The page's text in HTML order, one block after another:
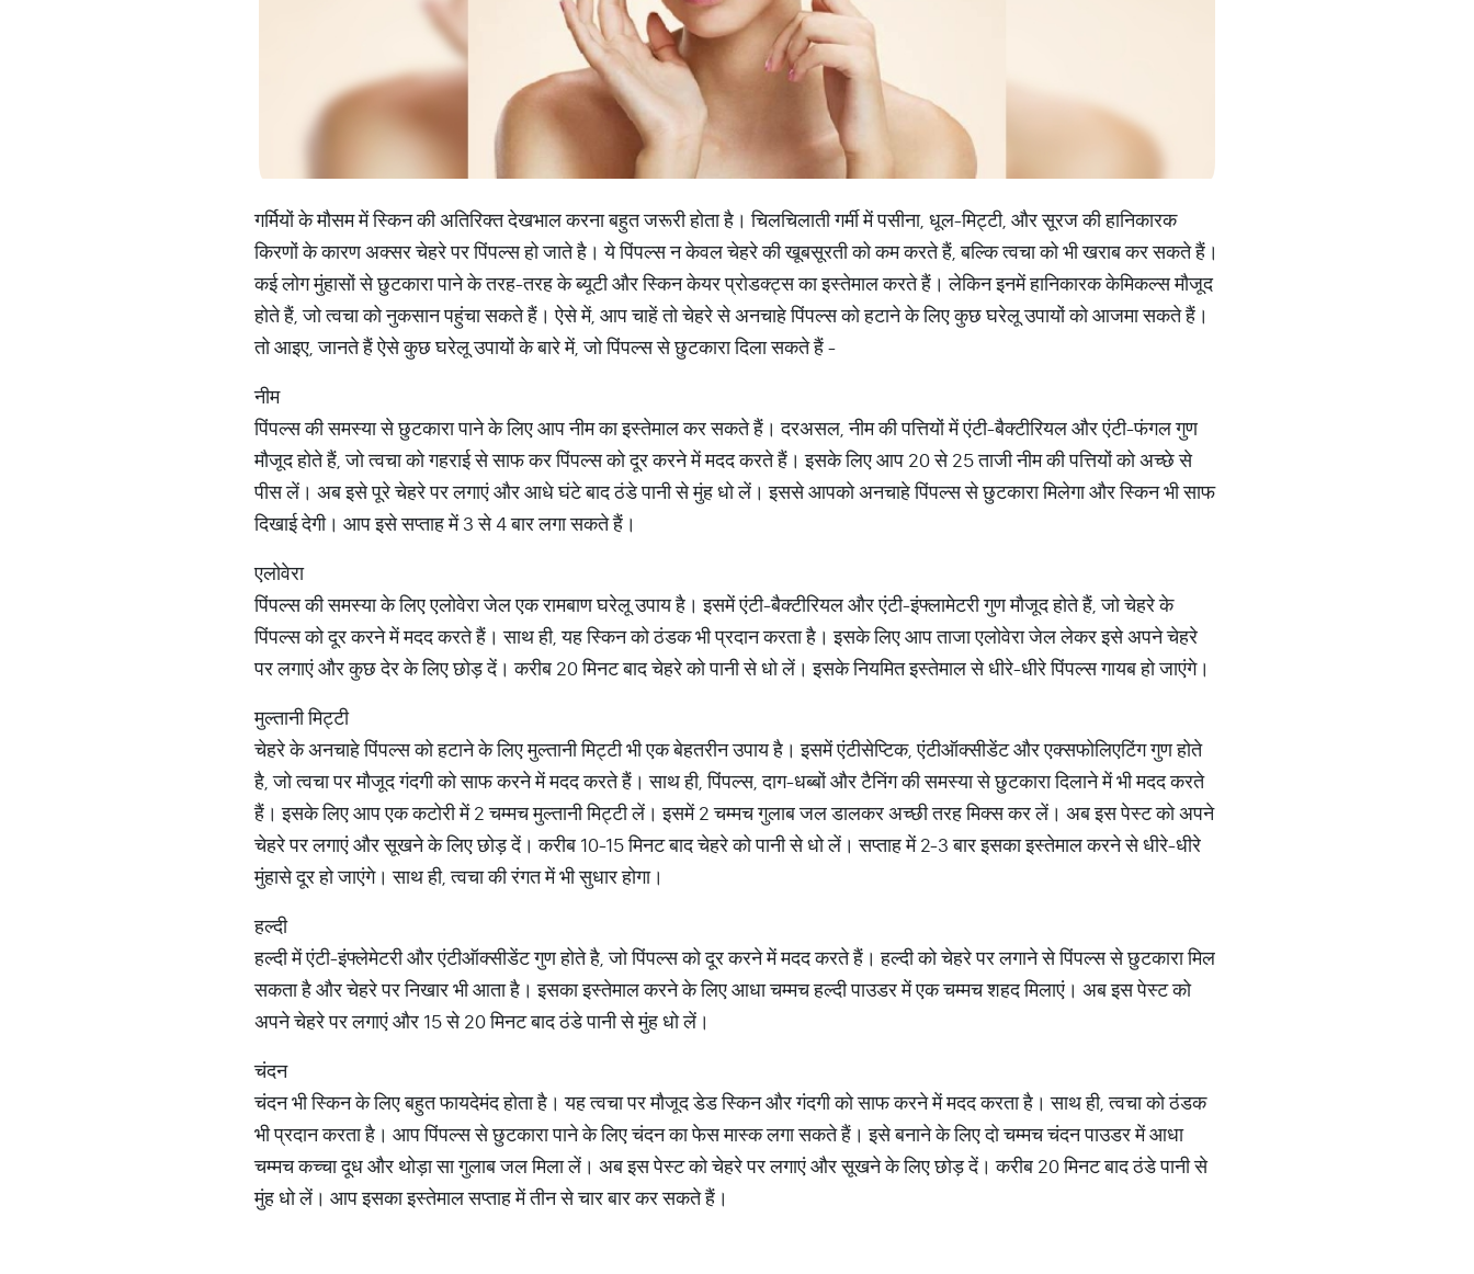
गर्मियों के मौसम में स्किन की अतिरिक्त देखभाल करना बहुत जरूरी होता है। चिलचिलाती गर्मी में पसीना, धूल-मिट्टी, और सूरज की हानिकारक
किरणों के कारण अक्सर चेहरे पर पिंपल्स हो जाते है। ये पिंपल्स न केवल चेहरे की खूबसूरती को कम करते हैं, बल्कि त्वचा को भी खराब कर सकते हैं।
कई लोग मुंहासों से छुटकारा पाने के तरह-तरह के ब्यूटी और स्किन केयर प्रोडक्ट्स का इस्तेमाल करते हैं। लेकिन इनमें हानिकारक केमिकल्स मौजूद
होते हैं, जो त्वचा को नुकसान पहुंचा सकते हैं। ऐसे में, आप चाहें तो चेहरे से अनचाहे पिंपल्स को हटाने के लिए कुछ घरेलू उपायों को आजमा सकते हैं।
तो आइए, जानते हैं ऐसे कुछ घरेलू उपायों के बारे में, जो पिंपल्स से छुटकारा दिला सकते हैं -
नीम
पिंपल्स की समस्या से छुटकारा पाने के लिए आप नीम का इस्तेमाल कर सकते हैं। दरअसल, नीम की पत्तियों में एंटी-बैक्टीरियल और एंटी-फंगल गुण
मौजूद होते हैं, जो त्वचा को गहराई से साफ कर पिंपल्स को दूर करने में मदद करते हैं। इसके लिए आप 20 से 25 ताजी नीम की पत्तियों को अच्छे से
पीस लें। अब इसे पूरे चेहरे पर लगाएं और आधे घंटे बाद ठंडे पानी से मुंह धो लें। इससे आपको अनचाहे पिंपल्स से छुटकारा मिलेगा और स्किन भी साफ
दिखाई देगी। आप इसे सप्ताह में 3 से 4 बार लगा सकते हैं।
एलोवेरा
पिंपल्स की समस्या के लिए एलोवेरा जेल एक रामबाण घरेलू उपाय है। इसमें एंटी-बैक्टीरियल और एंटी-इंफ्लामेटरी गुण मौजूद होते हैं, जो चेहरे के
पिंपल्स को दूर करने में मदद करते हैं। साथ ही, यह स्किन को ठंडक भी प्रदान करता है। इसके लिए आप ताजा एलोवेरा जेल लेकर इसे अपने चेहरे
पर लगाएं और कुछ देर के लिए छोड़ दें। करीब 20 मिनट बाद चेहरे को पानी से धो लें। इसके नियमित इस्तेमाल से धीरे-धीरे पिंपल्स गायब हो जाएंगे।
मुल्तानी मिट्टी
चेहरे के अनचाहे पिंपल्स को हटाने के लिए मुल्तानी मिट्टी भी एक बेहतरीन उपाय है। इसमें एंटीसेप्टिक, एंटीऑक्सीडेंट और एक्सफोलिएटिंग गुण होते
है, जो त्वचा पर मौजूद गंदगी को साफ करने में मदद करते हैं। साथ ही, पिंपल्स, दाग-धब्बों और टैनिंग की समस्या से छुटकारा दिलाने में भी मदद करते
हैं। इसके लिए आप एक कटोरी में 2 चम्मच मुल्तानी मिट्टी लें। इसमें 2 चम्मच गुलाब जल डालकर अच्छी तरह मिक्स कर लें। अब इस पेस्ट को अपने
चेहरे पर लगाएं और सूखने के लिए छोड़ दें। करीब 10-15 मिनट बाद चेहरे को पानी से धो लें। सप्ताह में 2-3 बार इसका इस्तेमाल करने से धीरे-धीरे
मुंहासे दूर हो जाएंगे। साथ ही, त्वचा की रंगत में भी सुधार होगा।
हल्दी
हल्दी में एंटी-इंफ्लेमेटरी और एंटीऑक्सीडेंट गुण होते है, जो पिंपल्स को दूर करने में मदद करते हैं। हल्दी को चेहरे पर लगाने से पिंपल्स से छुटकारा मिल
सकता है और चेहरे पर निखार भी आता है। इसका इस्तेमाल करने के लिए आधा चम्मच हल्दी पाउडर में एक चम्मच शहद मिलाएं। अब इस पेस्ट को
अपने चेहरे पर लगाएं और 15 से 20 मिनट बाद ठंडे पानी से मुंह धो लें।
चंदन
चंदन भी स्किन के लिए बहुत फायदेमंद होता है। यह त्वचा पर मौजूद डेड स्किन और गंदगी को साफ करने में मदद करता है। साथ ही, त्वचा को ठंडक
भी प्रदान करता है। आप पिंपल्स से छुटकारा पाने के लिए चंदन का फेस मास्क लगा सकते हैं। इसे बनाने के लिए दो चम्मच चंदन पाउडर में आधा
चम्मच कच्चा दूध और थोड़ा सा गुलाब जल मिला लें। अब इस पेस्ट को चेहरे पर लगाएं और सूखने के लिए छोड़ दें। करीब 20 मिनट बाद ठंडे पानी से
मुंह धो लें। आप इसका इस्तेमाल सप्ताह में तीन से चार बार कर सकते हैं।